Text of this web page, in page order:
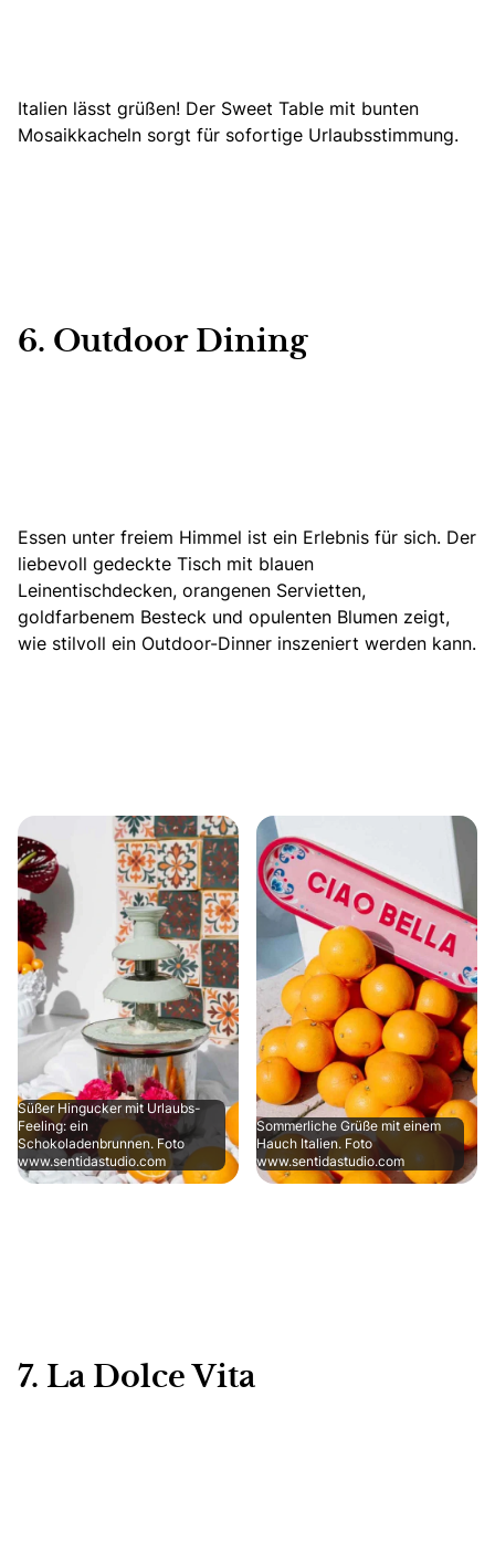
Italien lässt grüßen! Der Sweet Table mit bunten
Mosaikkacheln sorgt für sofortige Urlaubsstimmung.
6. Outdoor Dining
Essen unter freiem Himmel ist ein Erlebnis für sich. Der
liebevoll gedeckte Tisch mit blauen
Leinentischdecken, orangenen Servietten,
goldfarbenem Besteck und opulenten Blumen zeigt,
wie stilvoll ein Outdoor-Dinner inszeniert werden kann.
Süßer Hingucker mit Urlaubs-
Feeling: ein
Schokoladenbrunnen. Foto
www.sentidastudio.com
Sommerliche Grüße mit einem
Hauch Italien. Foto
www.sentidastudio.com
7. La Dolce Vita